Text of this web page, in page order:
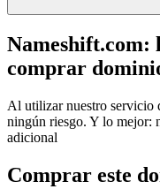
Nameshift.com:
comprar
Al utilizar nuestro servicio
ningún riesgo. Y lo mejor:
adicional
Comprar este